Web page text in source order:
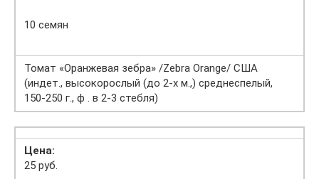
10 семян
Томат «Оранжевая зебра» /Zebra Orange/ США
(индет., высокорослый (до 2-х м.,) среднеспелый,
150-250 г., ф . в 2-3 стебля)
Цена:
25 руб.